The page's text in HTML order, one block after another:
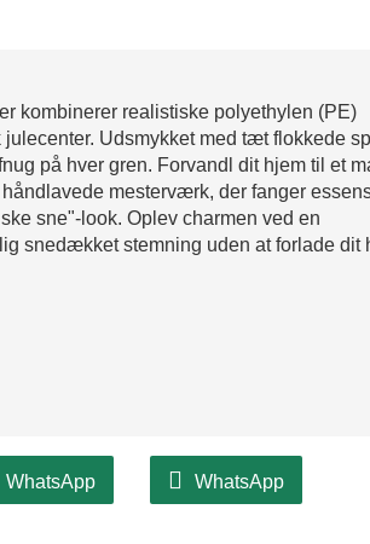
kombinerer realistiske polyethylen (PE)
Udsmykket med tæt flokkede
på hver gren. Forvandl dit hjem til et
mesterværk, der fanger
sne"-look. Oplev charmen ved en
snedækket stemning uden at forlade dit
WhatsApp WhatsApp